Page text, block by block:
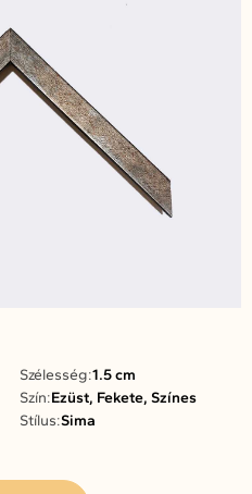
Szélesség:1.5 cm
Szín:Ezüst, Fekete, Színes
Stílus:Sima